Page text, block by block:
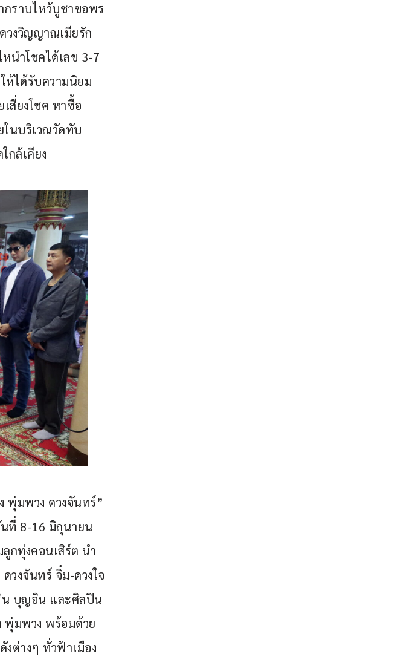
ราบไหว้บูชาขอพร
วงวิญญาณเมียรัก
นำโชคได้เลข 3-7
ห้ได้รับความนิยม
สี่ยงโชค หาซื้อ
ในบริเวณวัดทับ
กล้เคียง
พุ่มพวง ดวงจันทร์”
ที่ 8-16 มิถุนายน
กทุ่งคอนเสิร์ต นำ
วงจันทร์ จิ๋ม-ดวงใจ
น บุญอิน และศิลปิน
พุ่มพวง พร้อมด้วย
ต่างๆ ทั่วฟ้าเมือง